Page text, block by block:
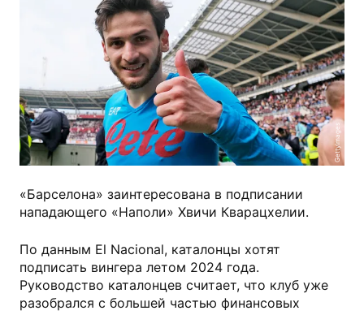
GettyImages
«Барселона» заинтересована в подписании
нападающего «Наполи» Хвичи Кварацхелии.
По данным El Nacional, каталонцы хотят
подписать вингера летом 2024 года.
Руководство каталонцев считает, что клуб уже
разобрался с большей частью финансовых